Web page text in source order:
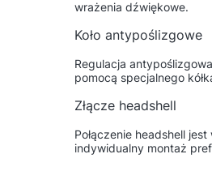
wrażenia dźwiękowe.
Koło antypoślizgowe
Regulacja
pomocą specjalnego
Złącze headshell
Połączenie headshell
indywidualny montaż